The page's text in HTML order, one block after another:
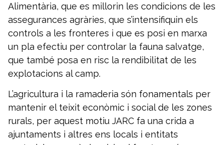
Alimentària, que es millorin les condicions de les
assegurances agràries, que s’intensifiquin els
controls a les fronteres i que es posi en marxa
un pla efectiu per controlar la fauna salvatge,
que també posa en risc la rendibilitat de les
explotacions al camp.
L’agricultura i la ramaderia són fonamentals per
mantenir el teixit econòmic i social de les zones
rurals, per aquest motiu JARC fa una crida a
ajuntaments i altres ens locals i entitats